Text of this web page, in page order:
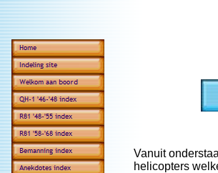
Vanuit
helicopters